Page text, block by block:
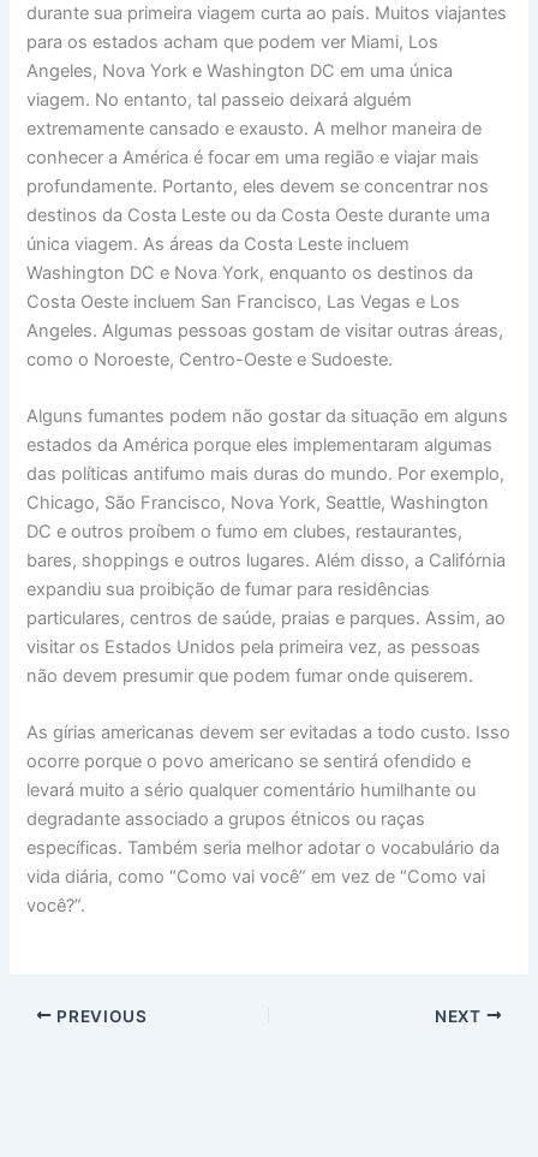
durante sua primeira viagem curta ao país. Muitos viajantes
para os estados acham que podem ver Miami, Los
Angeles, Nova York e Washington DC em uma única
viagem. No entanto, tal passeio deixará alguém
extremamente cansado e exausto. A melhor maneira de
conhecer a América é focar em uma região e viajar mais
profundamente. Portanto, eles devem se concentrar nos
destinos da Costa Leste ou da Costa Oeste durante uma
única viagem. As áreas da Costa Leste incluem
Washington DC e Nova York, enquanto os destinos da
Costa Oeste incluem San Francisco, Las Vegas e Los
Angeles. Algumas pessoas gostam de visitar outras áreas,
como o Noroeste, Centro-Oeste e Sudoeste.
Alguns fumantes podem não gostar da situação em alguns
estados da América porque eles implementaram algumas
das políticas antifumo mais duras do mundo. Por exemplo,
Chicago, São Francisco, Nova York, Seattle, Washington
DC e outros proíbem o fumo em clubes, restaurantes,
bares, shoppings e outros lugares. Além disso, a Califórnia
expandiu sua proibição de fumar para residências
particulares, centros de saúde, praias e parques. Assim, ao
visitar os Estados Unidos pela primeira vez, as pessoas
não devem presumir que podem fumar onde quiserem.
As gírias americanas devem ser evitadas a todo custo. Isso
ocorre porque o povo americano se sentirá ofendido e
levará muito a sério qualquer comentário humilhante ou
degradante associado a grupos étnicos ou raças
específicas. Também seria melhor adotar o vocabulário da
vida diária, como “Como vai você” em vez de “Como vai
você?”.
PREVIOUS NEXT